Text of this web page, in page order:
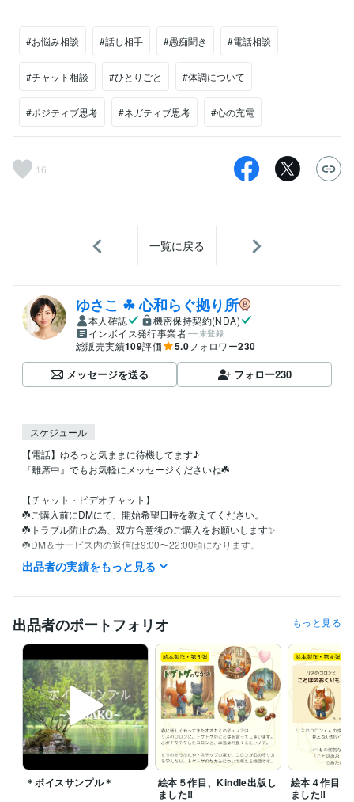
#お悩み相談 #話し相手 #愚痴聞き #電話相談
#チャット相談 #ひとりごと #体調について
#ポジティブ思考 #ネガティブ思考 #心の充電
16
一覧に戻る
ゆさこ ☘ 心和らぐ拠り所
本人確認
機密保持契約(NDA)
インボイス発行事業者
未登録
総販売実績109評価 5.0フォロワー230
メッセージを送る フォロー230
スケジュール
【電話】ゆるっと気ままに待機してます♪
『離席中』でもお気軽にメッセージくださいね☘️
【チャット・ビデオチャット】
☘️ご購入前にDMにて、開始希望日時を教えてください。
☘️トラブル防止の為、双方合意後のご購入をお願いします✨
☘️DM＆サービス内の返信は9:00〜22:00頃になります。
☘️1DAYチャットの場合も、私からの返信は対応時間内ですが、
ご購入者様からは24時間いつでも書き込んでいただけます♪
DMは、サービスページ内の『出品者に質問』か
プロフページの『メッセージを送る』から送れます。
「こんなこと相談できますか？」
「何時から対応できますか？」など
お問い合わせだけでも大歓迎です♪⸜(*ˊᵕˋ*)⸝‬
お気軽にメッセージくださいね✨
営業 / 営業事務・アシスタント 経験年数 : 5年
事務・ビジネスサポート / 事務（一般事務）
出品者の実績をもっと見る
出品者のポートフォリオ もっと見る
＊ボイスサンプル＊
絵本５作目、Kindle出版し
ました‼︎
絵本４作目
ました‼